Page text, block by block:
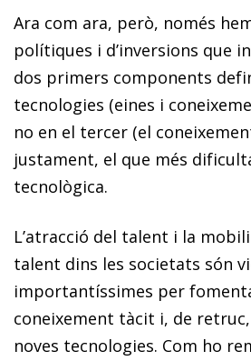
Ara com ara, però, només
polítiques i d’in­­ver­­sions que
dos primers components
tecnologies (eines i
no en el tercer (el
justament, el que més
tecnològica.
L’atracció del talent i la
talent dins les societats són
importantíssimes per
coneixement tàcit i, de
noves tecnologies. Com ho